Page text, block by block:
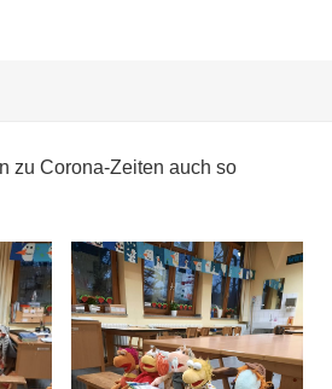
zu Corona-Zeiten auch so